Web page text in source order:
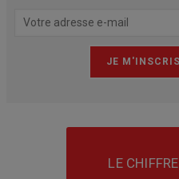
LE CHIFFRE